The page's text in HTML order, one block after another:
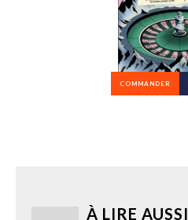
COMMANDER
À LIRE AUSSI